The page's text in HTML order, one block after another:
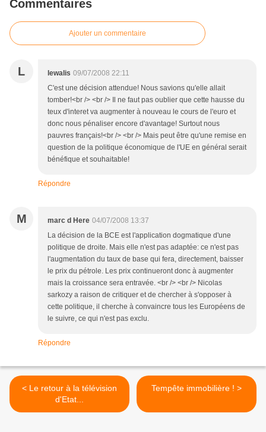
Commentaires
Ajouter un commentaire
L lewalis 09/07/2008 22:11
C'est une décision attendue! Nous savions qu'elle allait
tomber!<br /> <br /> Il ne faut pas oublier que cette hausse du
teux d'interet va augmenter à nouveau le cours de l'euro et
donc nous pénaliser encore d'avantage! Surtout nous
pauvres français!<br /> <br /> Mais peut être qu'une remise en
question de la politique économique de l'UE en général serait
bénéfique et souhaitable!
Répondre
M marc d Here 04/07/2008 13:37
La décision de la BCE est l'application dogmatique d'une
politique de droite. Mais elle n'est pas adaptée: ce n'est pas
l'augmentation du taux de base qui fera, directement, baisser
le prix du pétrole. Les prix continueront donc à augmenter
mais la croissance sera entravée. <br /> <br /> Nicolas
sarkozy a raison de critiquer et de chercher à s'opposer à
cette politique, il cherche à convaincre tous les Européens de
le suivre, ce qui n'est pas exclu.
Répondre
< Le retour à la télévision
d'Etat...
Tempête immobilière ! >